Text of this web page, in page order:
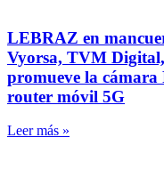
LEBRAZ en
Vyorsa, TVM
promueve la cámara
router móvil 5G
Leer más »